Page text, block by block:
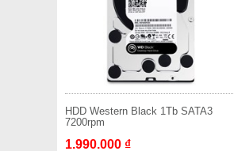
HDD Western Black 1Tb SATA3
7200rpm
1.990.000 ₫